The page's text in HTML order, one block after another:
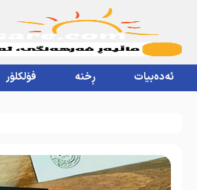
ئەدەبیات ڕخنە فۆلکلۆر